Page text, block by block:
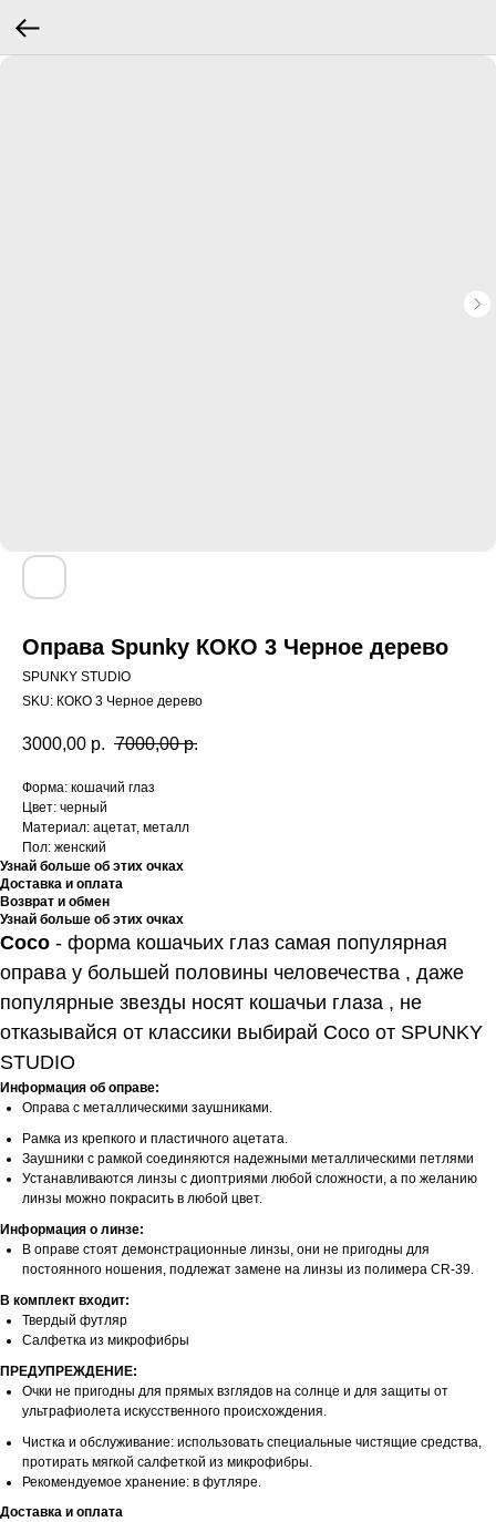
Оправа Spunky КОКО 3 Черное дерево
SPUNKY STUDIO
SKU: КОКО 3 Черное дерево
3000,00 р. 7000,00 р.
Форма: кошачий глаз
Цвет: черный
Материал: ацетат, металл
Пол: женский
Узнай больше об этих очках
Доставка и оплата
Возврат и обмен
Узнай больше об этих очках
Coco - форма кошачьих глаз самая популярная
оправа у большей половины человечества , даже
популярные звезды носят кошачьи глаза , не
отказывайся от классики выбирай Coco от SPUNKY
STUDIO
Информация об оправе:
Оправа с металлическими заушниками.
Рамка из крепкого и пластичного ацетата.
Заушники с рамкой соединяются надежными металлическими петлями
Устанавливаются линзы с диоптриями любой сложности, а по желанию
линзы можно покрасить в любой цвет.
Информация о линзе:
В оправе стоят демонстрационные линзы, они не пригодны для
постоянного ношения, подлежат замене на линзы из полимера CR-39.
В комплект входит:
Твердый футляр
Салфетка из микрофибры
ПРЕДУПРЕЖДЕНИЕ:
Очки не пригодны для прямых взглядов на солнце и для защиты от
ультрафиолета искусственного происхождения.
Чистка и обслуживание: использовать специальные чистящие средства,
протирать мягкой салфеткой из микрофибры.
Рекомендуемое хранение: в футляре.
Доставка и оплата